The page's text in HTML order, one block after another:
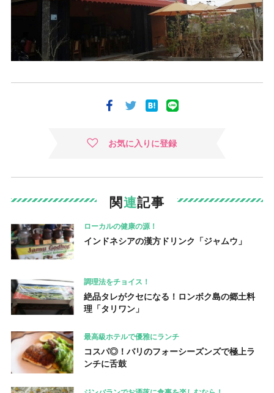
お気に入りに登録
関連記事
ローカルの健康の源！
インドネシアの漢方ドリンク「ジャムウ」
調理法をチョイス！
絶品タレがクセになる！ロンボク島の郷土料
理「タリワン」
最高級ホテルで優雅にランチ
コスパ◎！バリのフォーシーズンズで極上ラ
ンチに舌鼓